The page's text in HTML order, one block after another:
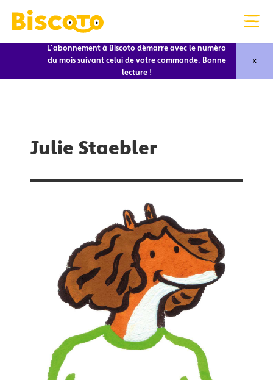
L'abonnement à Biscoto démarre avec le numéro
du mois suivant celui de votre commande. Bonne
lecture !
x
Julie Staebler